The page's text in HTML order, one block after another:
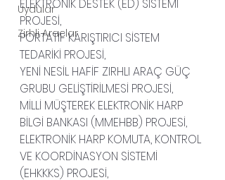
Uydular
Zirhli Araclar
ELEKTRONİK DESTEK (ED) SİSTEMİ
PROJESİ,
PORTATİF KARIŞTIRICI SİSTEM
TEDARİKİ PROJESİ,
YENİ NESİL HAFİF ZIRHLI ARAÇ GÜÇ
GRUBU GELİŞTİRİLMESİ PROJESİ,
MİLLİ MÜŞTEREK ELEKTRONİK HARP
BİLGİ BANKASI (MMEHBB) PROJESİ,
ELEKTRONİK HARP KOMUTA, KONTROL
VE KOORDİNASYON SİSTEMİ
(EHKKKS) PROJESİ,